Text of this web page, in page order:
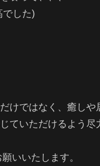
でした)
けではなく、癒しや
ていただけるよう尽
いいたします。